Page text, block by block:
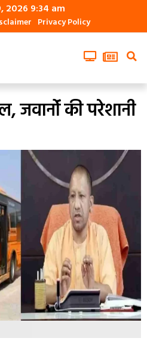
2026 9:34 am
Privacy Policy
जवानोंं की परेशानी